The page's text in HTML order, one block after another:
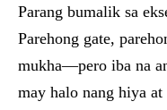
Parang bumalik sa
Parehong gate,
mukha—pero iba na
may halo nang hiya at